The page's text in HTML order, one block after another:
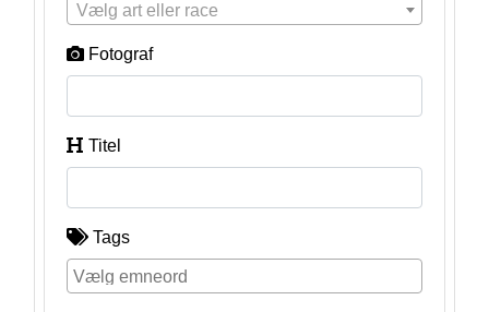
Vælg art eller race
Fotograf
Titel
Tags